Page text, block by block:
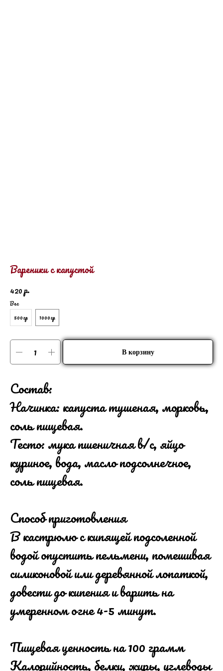
Вареники с капустой
420 р.
Вес
500гр
1000гр
В корзину
Состав:
Начинка: капуста тушеная, морковь,
соль пищевая.
Тесто: мука пшеничная в/с, яйцо
куриное, вода, масло подсолнечное,
соль пищевая.
Способ приготовления
В кастрюлю с кипящей подсоленной
водой опустить пельмени, помешивая
силиконовой или деревянной лопаткой,
довести до кипения и варить на
умеренном огне 4-5 минут.
Пищевая ценность на 100 грамм
Калорийность, белки, жиры, углеводы